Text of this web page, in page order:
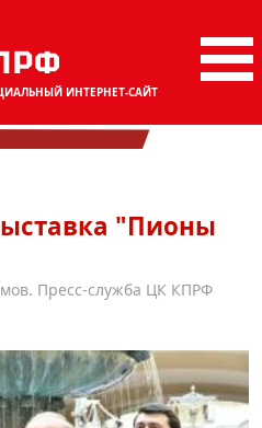
ИНТЕРНЕТ-САЙТ
"Пионы
Пресс-служба ЦК КПРФ